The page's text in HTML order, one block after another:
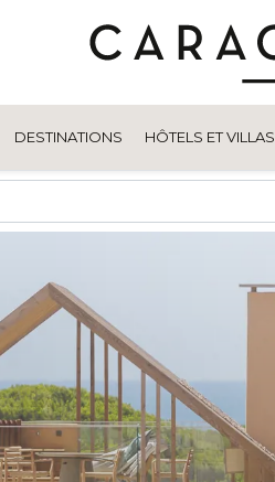
DESTINATIONS HÔTELS ET VILLAS